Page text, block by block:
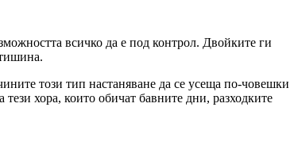
всичко да е под контрол. Двойките ги
този тип настаняване да се усеща по-човешки
хора, които обичат бавните дни, разходките